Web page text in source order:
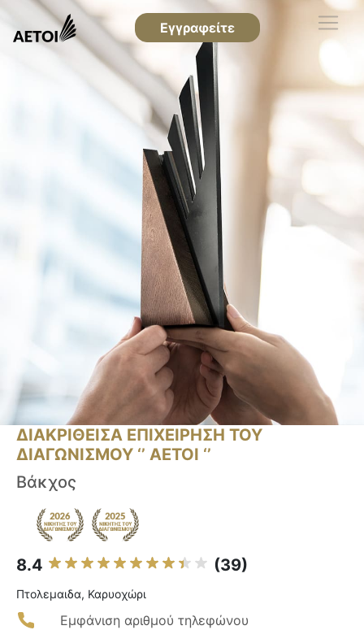
Εγγραφείτε
ΔΙΑΚΡΙΘΕΙΣΑ ΕΠΙΧΕΙΡΗΣΗ ΤΟΥ
ΔΙΑΓΩΝΙΣΜΟΥ ‘’ ΑΕΤΟΙ ‘’
Βάκχος
8.4 (39)
Πτολεμαιδα, Καρυοχώρι
Εμφάνιση αριθμού τηλεφώνου